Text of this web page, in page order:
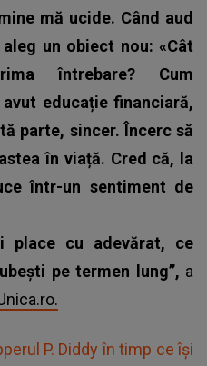
mă ucide. Când aud
un obiect nou: «Cât
întrebare? Cum
educație financiară,
parte, sincer. Încerc să
în viață. Cred că, la
într-un sentiment de
place cu adevărat, ce
pe termen lung”, a
P. Diddy în timp ce își